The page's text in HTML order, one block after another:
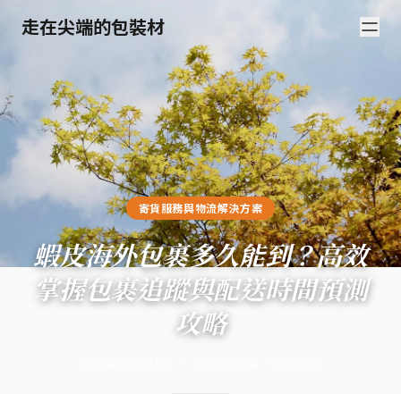
走在尖端的包裝材
寄貨服務與物流解決方案
蝦皮海外包裹多久能到？高效
掌握包裹追蹤與配送時間預測
攻略